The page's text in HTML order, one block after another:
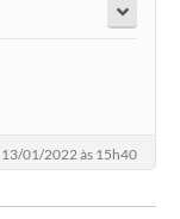
01/2022 às 15h40